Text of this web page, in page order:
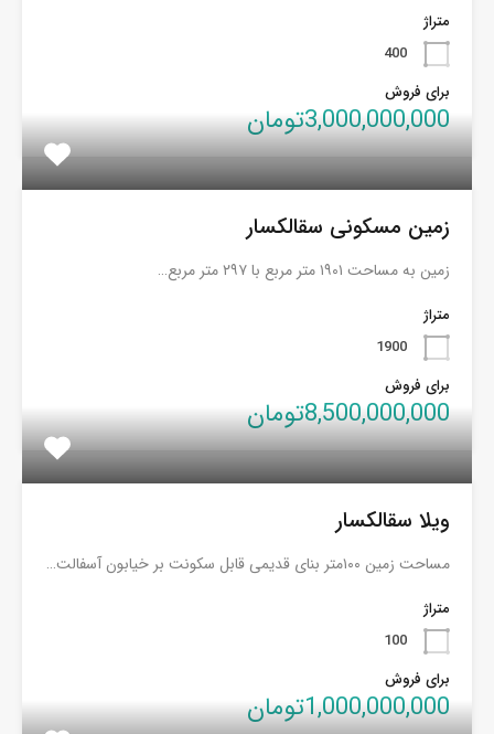
متراژ
400
برای فروش
3,000,000,000تومان
زمین مسکونی سقالکسار
زمین به مساحت ۱۹۰۱ متر مربع با ۲۹۷ متر مربع…
متراژ
1900
برای فروش
8,500,000,000تومان
ویلا سقالکسار
مساحت زمین ۱۰۰متر بنای قدیمی قابل سکونت بر خیابون آسفالت…
متراژ
100
برای فروش
1,000,000,000تومان